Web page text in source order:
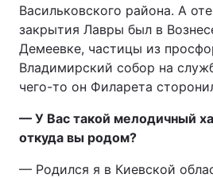
Васильковского района. А
закрытия Лавры был в
Демеевке, частицы из
Владимирский собор на
чего-то он Филарета
— У Вас такой мелодичный
откуда вы родом?
— Родился я в Киевской